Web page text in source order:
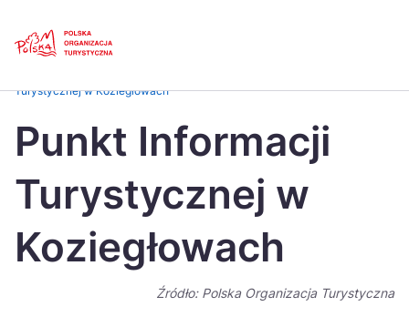
Česká
Dansk
Italiano
日本
Turystycznej w Koziegłowach
Punkt Informacji
Turystycznej w
Koziegłowach
Źródło: Polska Organizacja Turystyczna